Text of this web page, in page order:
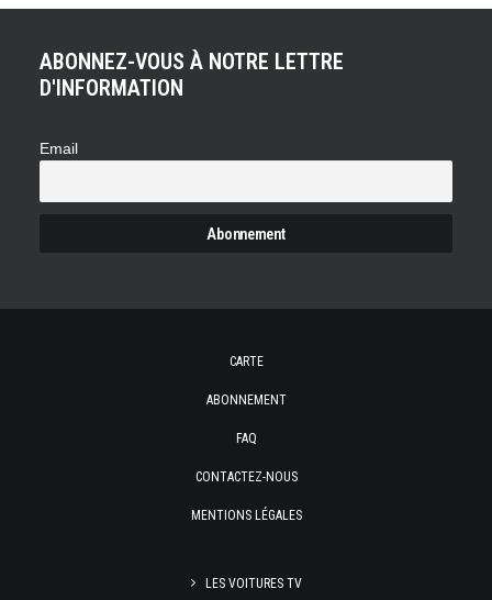
ABONNEZ-VOUS À NOTRE LETTRE
D'INFORMATION
Email
CARTE
ABONNEMENT
FAQ
CONTACTEZ-NOUS
MENTIONS LÉGALES
LES VOITURES TV